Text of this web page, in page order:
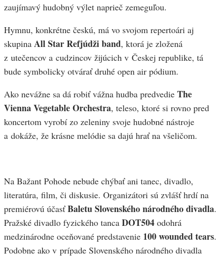
zaujímavý hudobný výlet naprieč zemeguľou.
Hymnu, konkrétne českú, má vo svojom repertoári aj
skupina All Star Refjúdži band, ktorá je zložená
z utečencov a cudzincov žijúcich v Českej republike, tá
bude symbolicky otvárať druhé open air pódium.
Ako nevážne sa dá robiť vážna hudba predvedie The
Vienna Vegetable Orchestra, teleso, ktoré si rovno pred
koncertom vyrobí zo zeleniny svoje hudobné nástroje
a dokáže, že krásne melódie sa dajú hrať na všeličom.
Na Bažant Pohode nebude chýbať ani tanec, divadlo,
literatúra, film, či diskusie. Organizátori sú zvlášť hrdí na
premiérovú účasťBaletu Slovenského národného divadla.
Pražské divadlo fyzického tanca DOT504 odohrá
medzinárodne oceňované predstavenie 100 wounded tears.
Podobne ako v prípade Slovenského národného divadla